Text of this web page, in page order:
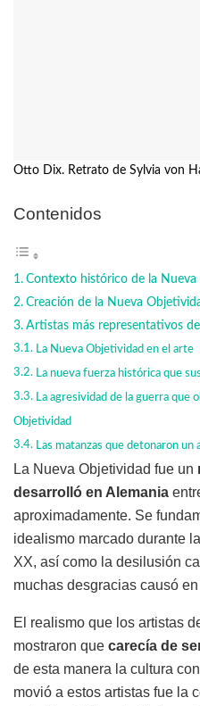
Otto Dix. Retrato de Sylvia von
Contenidos
Contexto histórico de la Nueva
Creación de la Nueva
Artistas más representativos
La Nueva Objetividad en el arte
La nueva fuerza histórica que
La agresividad de la guerra que
Objetividad
Las matanzas que detonaron un
La Nueva Objetividad fue un
desarrolló en Alemania
aproximadamente. Se
idealismo marcado durante
XX, así como la desilusión
muchas desgracias causó
El realismo que los artistas
mostraron que carecía de
de esta manera la cultura
movió a estos artistas fue la